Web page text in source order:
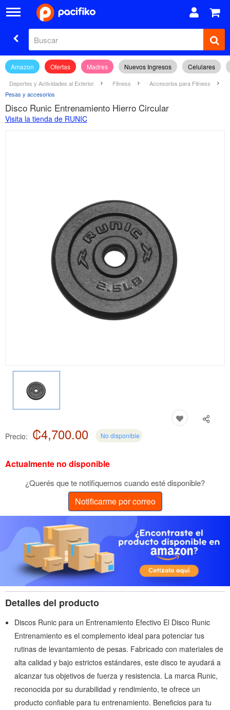
Amazon Ofertas Madres Nuevos Ingresos Celulares
Deportes y Actividades al Exterior Fitness
Accesorios para Fitness
Pesas y accesorios
Disco Runic Entrenamiento Hierro Circular
Visita la tienda de RUNIC
Precio: ₡4,700.00 No disponible
Actualmente no disponible
¿Querés que te notifiquemos cuando esté disponible?
Notificarme por correo
Detalles del producto
Discos Runic para un Entrenamiento Efectivo El Disco Runic
Entrenamiento es el complemento ideal para potenciar tus
rutinas de levantamiento de pesas. Fabricado con materiales de
alta calidad y bajo estrictos estándares, este disco te ayudará a
alcanzar tus objetivos de fuerza y resistencia. La marca Runic,
reconocida por su durabilidad y rendimiento, te ofrece un
producto confiable para tu entrenamiento. Beneficios para tu